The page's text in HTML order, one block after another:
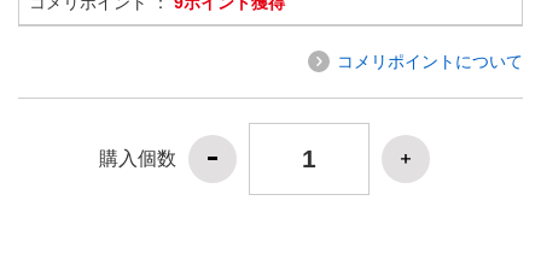
コメリポイントについて
購入個数